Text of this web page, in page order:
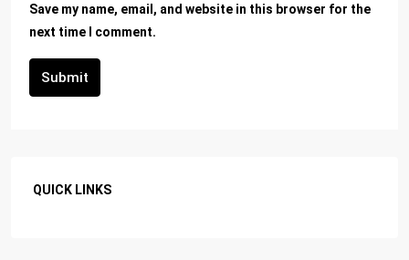
Save my name, email, and website in this browser for the
next time I comment.
Submit
QUICK LINKS